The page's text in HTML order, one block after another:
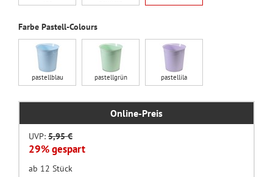
Farbe Pastell-Colours
pastellblau pastellgrün pastellila
Online-Preis
UVP: 5,95 €
29% gespart
ab 12 Stück